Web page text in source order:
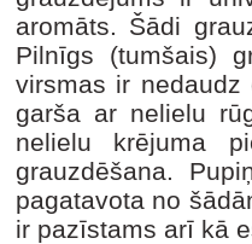
aromāts. Šādi
Pilnīgs (tumšais)
virsmas ir
garša ar nelielu
nelielu krējuma
grauzdēšana.
pagatavota no
ir pazīstams arī kā